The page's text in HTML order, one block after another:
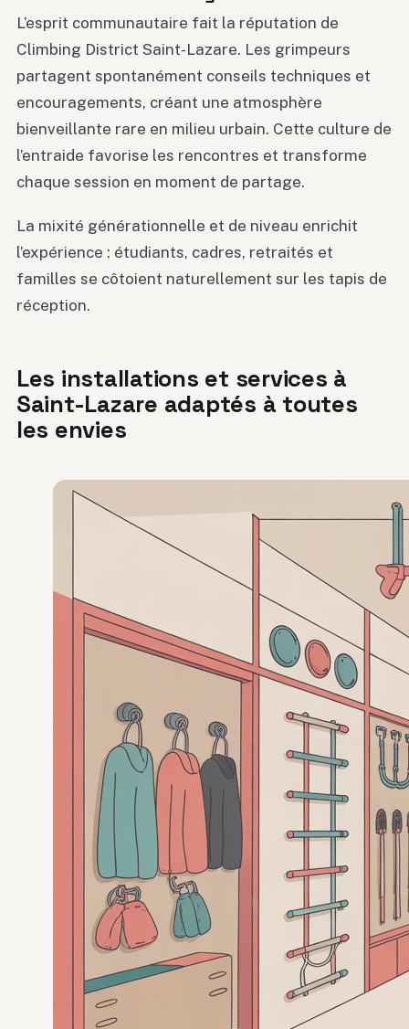
L’esprit communautaire fait la réputation de
Climbing District Saint-Lazare. Les grimpeurs
partagent spontanément conseils techniques et
encouragements, créant une atmosphère
bienveillante rare en milieu urbain. Cette culture de
l’entraide favorise les rencontres et transforme
chaque session en moment de partage.
La mixité générationnelle et de niveau enrichit
l’expérience : étudiants, cadres, retraités et
familles se côtoient naturellement sur les tapis de
réception.
Les installations et services à
Saint-Lazare adaptés à toutes
les envies